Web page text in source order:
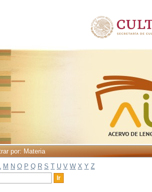
por: Materia
M N O P Q R S T U V W X Y Z